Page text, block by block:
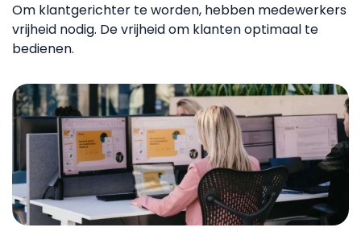
Om klantgerichter te worden, hebben medewerkers
vrijheid nodig. De vrijheid om klanten optimaal te
bedienen.